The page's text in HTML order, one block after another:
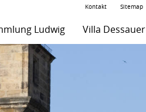
Kontakt Sitemap
Ludwig Villa Dessauer